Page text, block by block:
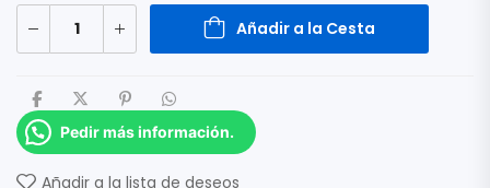
Añadir a la Cesta
Pedir más información.
Añadir a la lista de deseos